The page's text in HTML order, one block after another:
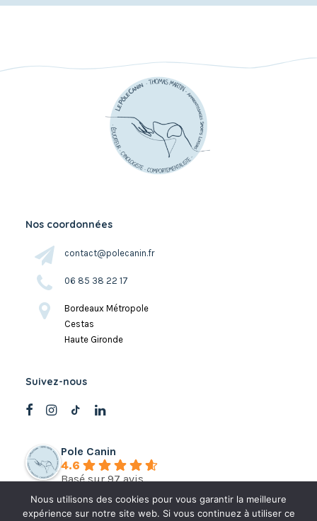
Nos coordonnées
contact@polecanin.fr
06 85 38 22 17
Bordeaux Métropole
Cestas
Haute Gironde
Suivez-nous
Pole Canin
4.6
Basé sur 97 avis
Nous utilisons des cookies pour vous garantir la meilleure
expérience sur notre site web. Si vous continuez à utiliser ce